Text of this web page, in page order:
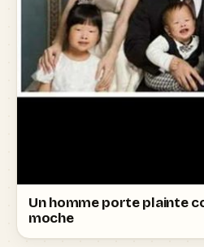
Un homme porte plainte
moche